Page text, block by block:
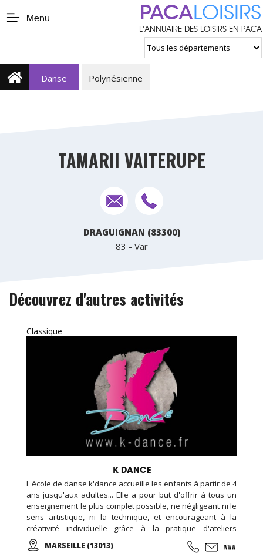
Menu PACALOISIRS
L'ANNUAIRE DES LOISIRS EN PACA
Danse Polynésienne
TAMARII VAITERUPE
DRAGUIGNAN (83300)
83 - Var
Découvrez d'autres activités
Classique
K DANCE
L'école de danse k'dance accueille les enfants à partir de 4
ans jusqu'aux adultes... Elle a pour but d'offrir à tous un
enseignement le plus complet possible, ne négligeant ni le
sens artistique, ni la technique, et encourageant à la
créativité individuelle grâce à la pratique d'ateliers
chorégraphiques. Cours de danse classique, modern-jazz,
hip-hop, break, ragga, orientale et zumba ... Cours de
MARSEILLE (13013)